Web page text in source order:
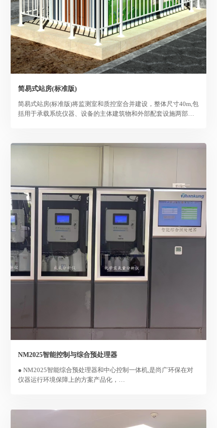
简易式站房(标准版)
简易式站房(标准版)将监测室和质控室合并建设，整体尺寸40m,包
括用于承载系统仪器、设备的主体建筑物和外部配套设施两部
NM2025智能控制与综合预处理器
● NM2025智能综合预处理器和中心控制一体机,是尚广环保在对
仪器运行环境保障上的方案产品化，
● 用户只要购买仪器就可以自己建设属于自己的水站。